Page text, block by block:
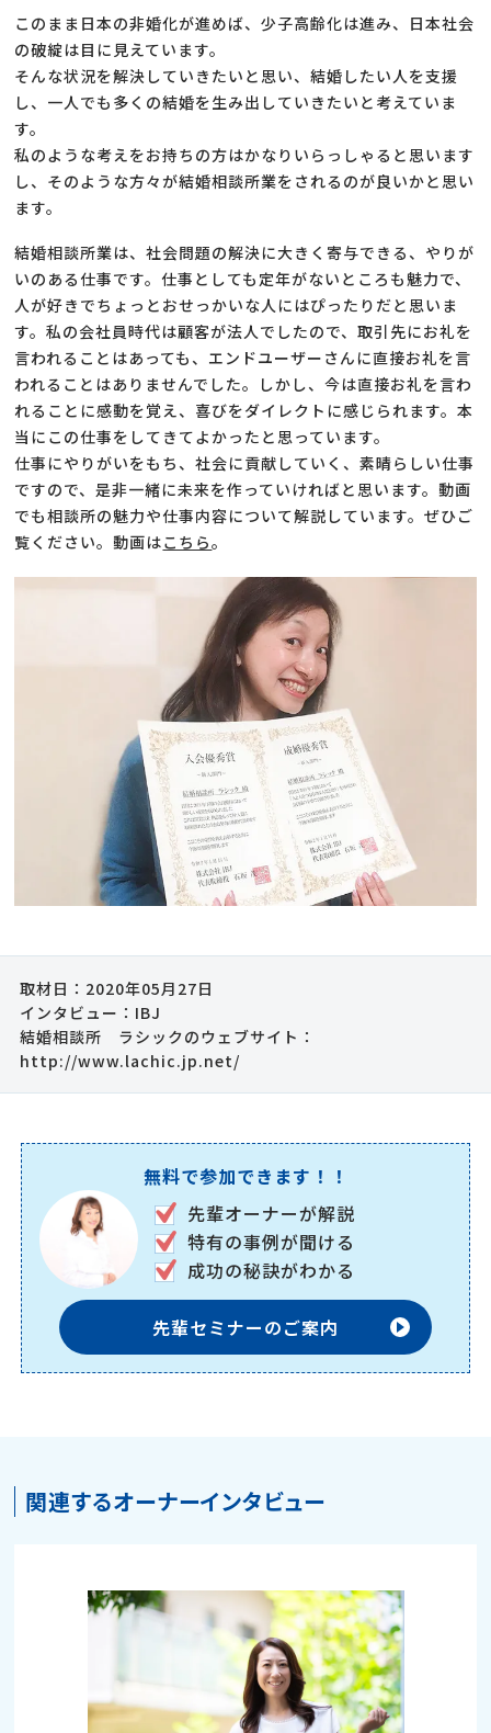
このまま日本の非婚化が進めば、少子高齢化は進み、日本社会
の破綻は目に見えています。
そんな状況を解決していきたいと思い、結婚したい人を支援
し、一人でも多くの結婚を生み出していきたいと考えていま
す。
私のような考えをお持ちの方はかなりいらっしゃると思います
し、そのような方々が結婚相談所業をされるのが良いかと思い
ます。
結婚相談所業は、社会問題の解決に大きく寄与できる、やりが
いのある仕事です。仕事としても定年がないところも魅力で、
人が好きでちょっとおせっかいな人にはぴったりだと思いま
す。私の会社員時代は顧客が法人でしたので、取引先にお礼を
言われることはあっても、エンドユーザーさんに直接お礼を言
われることはありませんでした。しかし、今は直接お礼を言わ
れることに感動を覚え、喜びをダイレクトに感じられます。本
当にこの仕事をしてきてよかったと思っています。
仕事にやりがいをもち、社会に貢献していく、素晴らしい仕事
ですので、是非一緒に未来を作っていければと思います。動画
でも相談所の魅力や仕事内容について解説しています。ぜひご
覧ください。動画はこちら。
取材日：2020年05月27日
インタビュー：IBJ
結婚相談所 ラシックのウェブサイト：
http://www.lachic.jp.net/
無料で参加できます！！
先輩オーナーが解説
特有の事例が聞ける
成功の秘訣がわかる
先輩セミナーのご案内
関連するオーナーインタビュー